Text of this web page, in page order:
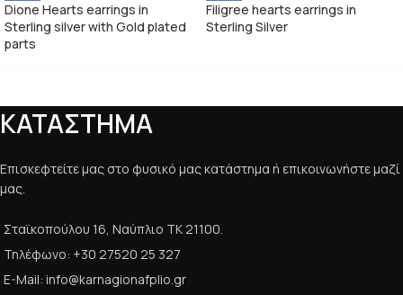
Dione Hearts earrings in
Sterling silver with Gold plated
parts
Filigree hearts earrings in
Sterling Silver
ΚΑΤΑΣΤΗΜΑ
Επισκεφτείτε μας στο φυσικό μας κατάστημα ή επικοινωνήστε μαζί
μας.
Σταϊκοπούλου 16, Ναύπλιο ΤΚ 21100.
Τηλέφωνο: +30 27520 25 327
E-Mail: info@karnagionafplio.gr